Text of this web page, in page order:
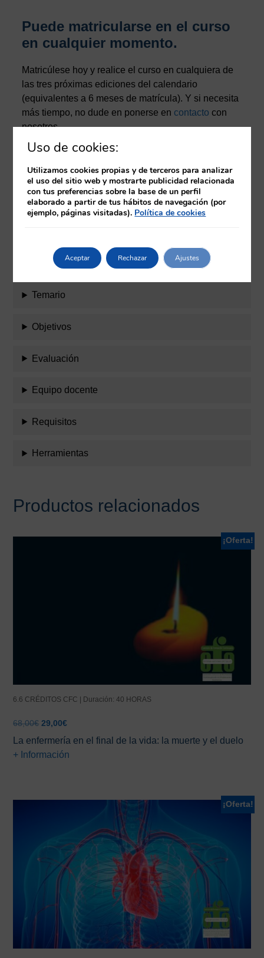
Puede matricularse en el curso
en cualquier momento.
Matricúlese hoy y realice el curso en cualquiera de
las tres próximas ediciones del calendario
(equivalentes a 6 meses de matrícula). Y si necesita
más tiempo, no dude en ponerse en contacto con
nosotros.
Una vez finalizado el curso, tras la evaluación como
apto por el tutor, podrá descargar un certificado
provisional en el propio aula virtual. Posteriormente,
y una vez finalizada la edición correspondiente, se
procederá a la emisión del diploma del curso
diploma se emitirá en formato electrónico.
Temario
Objetivos
Evaluación
Equipo docente
Requisitos
Herramientas
Productos relacionados
¡Oferta!
6.6 CRÉDITOS CFC | Duración: 40 HORAS
68,00€ El
original
era:
29,00€El
actual
es:
La enfermería en el final de la vida: la muerte y el duelo
+ Información
¡Oferta!
Uso de cookies:
Utilizamos cookies propias y de terceros para analizar
el uso del sitio web y mostrarte publicidad relacionada
con tus preferencias sobre la base de un perfil
elaborado a partir de tus hábitos de navegación (por
ejemplo, páginas visitadas). Política de cookies
Aceptar Rechazar Ajustes